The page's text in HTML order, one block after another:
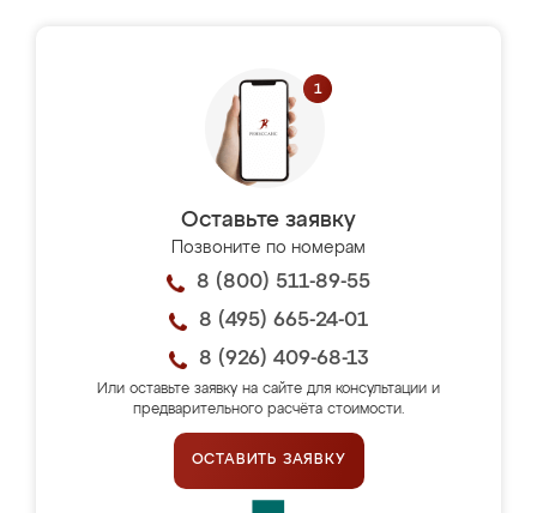
Оставьте заявку
Позвоните по номерам
8 (800) 511-89-55
8 (495) 665-24-01
8 (926) 409-68-13
Или оставьте заявку на сайте для консультации и
предварительного расчёта стоимости.
ОСТАВИТЬ ЗАЯВКУ